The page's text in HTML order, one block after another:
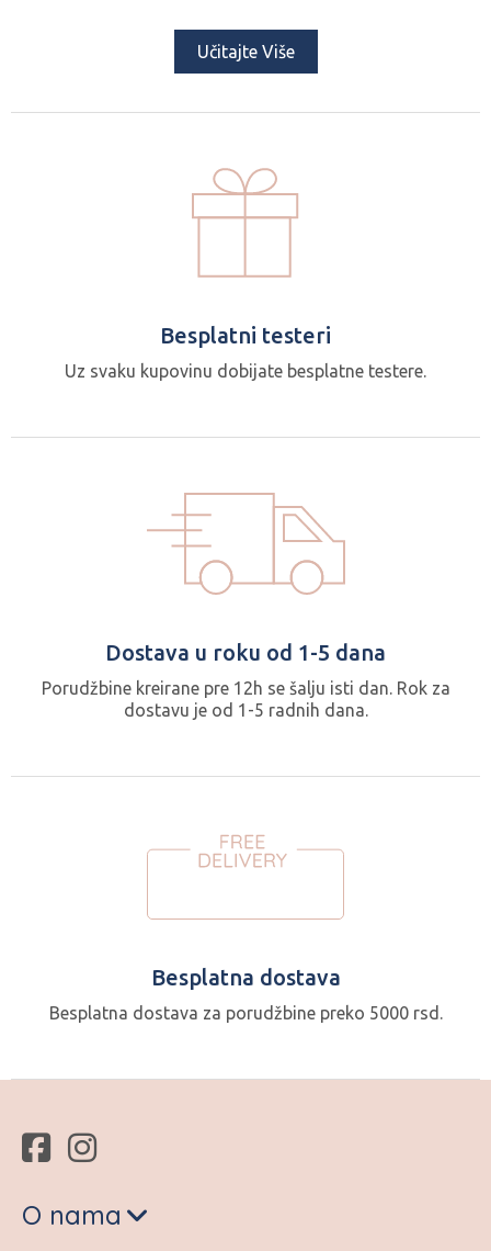
Učitajte Više
Besplatni testeri
Uz svaku kupovinu dobijate besplatne testere.
Dostava u roku od 1-5 dana
Porudžbine kreirane pre 12h se šalju isti dan. Rok za
dostavu je od 1-5 radnih dana.
Besplatna dostava
Besplatna dostava za porudžbine preko 5000 rsd.
O nama